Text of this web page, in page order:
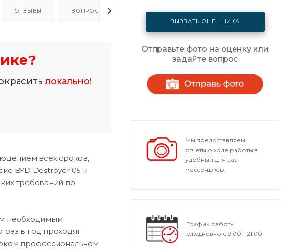
ОТЗЫВЫ ВОПРОСЫ - ОТВЕТЫ
локально!
всех сроков,
BYD Destroyer 05 и
требований по
необходимым
в год проходят
профессиональном
ВЫЗВАТЬ ОЦЕНЩИКА
Отправьте фото на оценку или
задайте вопрос
Мы предоставляем
отчеты о ходе работы в
удобный для вас
мессенджер.
График работы
ежедневно с 9:00 - 21:00